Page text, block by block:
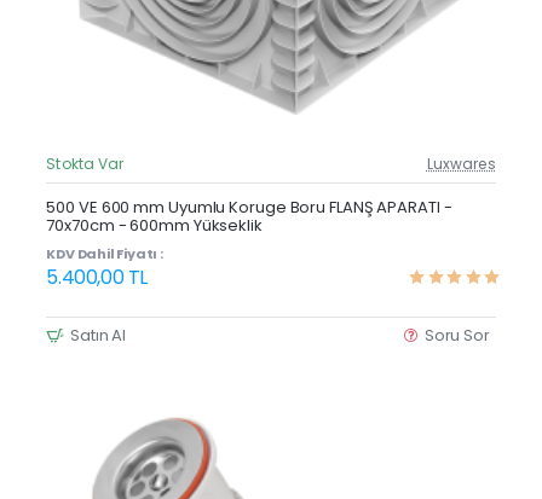
Güncel Fiyat
Stokta Var Luxwares
500 VE 600 mm Uyumlu Koruge Boru FLANŞ APARATI -
70x70cm - 600mm Yükseklik
KDV Dahil Fiyatı :
5.400,00 TL
Satın Al Soru Sor